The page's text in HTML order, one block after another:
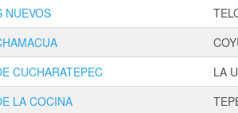
NUEVOS
CUCHARATEPEC
LA
LA COCINA